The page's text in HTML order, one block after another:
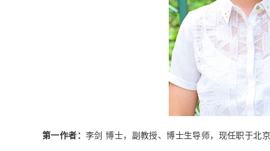
第一作者：李剑 博士，副教授、博士生导师，现任职于北